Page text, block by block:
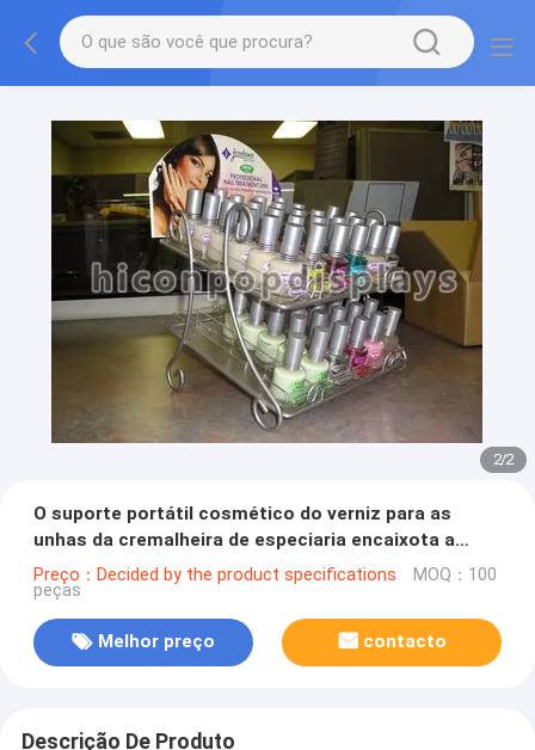
2/2
O suporte portátil cosmético do verniz para as
unhas da cremalheira de especiaria encaixota a
parte superior contrária
Preço：Decided by the product specifications MOQ：100
peças
Melhor preço contacto
Descrição De Produto